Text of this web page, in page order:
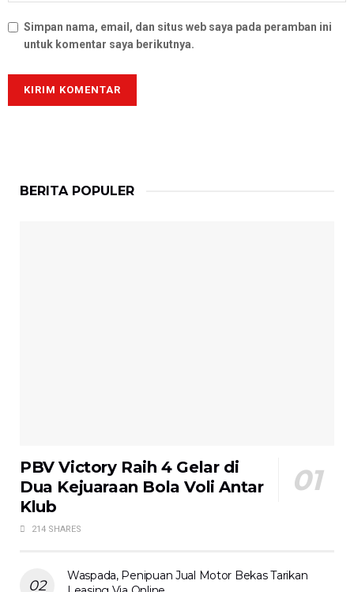
Simpan nama, email, dan situs web saya pada peramban ini
untuk komentar saya berikutnya.
BERITA POPULER
PBV Victory Raih 4 Gelar di
Dua Kejuaraan Bola Voli Antar
Klub
214 SHARES
Waspada, Penipuan Jual Motor Bekas Tarikan